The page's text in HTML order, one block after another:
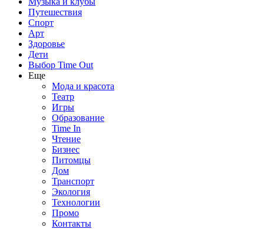
Путешествия
Спорт
Арт
Здоровье
Дети
Выбор Time Out
Еще
Мода и красота
Театр
Игры
Образование
Time In
Чтение
Бизнес
Питомцы
Дом
Транспорт
Экология
Технологии
Промо
Контакты